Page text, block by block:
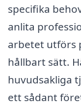
specifika
anlita
arbetet utförs
hållbart sätt.
huvudsakliga
ett sådant